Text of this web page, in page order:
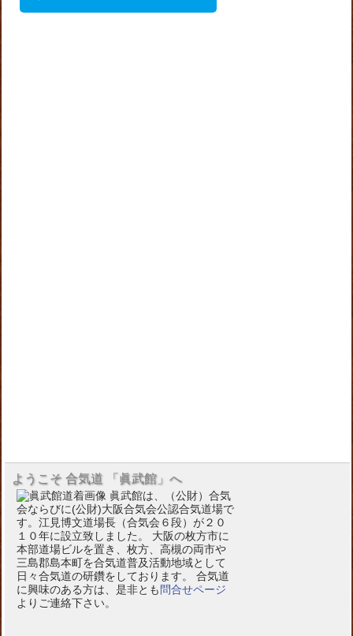
ようこそ 合気道 「眞武館」へ
眞武館は、（公財）合気
会ならびに(公財)大阪合気会公認合気道場で
す。江見博文道場長（合気会６段）が２０
１０年に設立致しました。 大阪の枚方市に
本部道場ビルを置き、枚方、高槻の両市や
三島郡島本町を合気道普及活動地域として
日々合気道の研鑽をしております。 合気道
に興味のある方は、是非とも 問合せページ
よりご連絡下さい。